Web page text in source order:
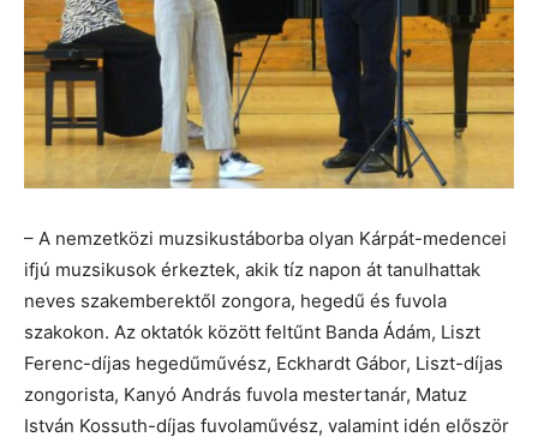
– A nemzetközi muzsikustáborba olyan Kárpát-medencei
ifjú muzsikusok érkeztek, akik tíz napon át tanulhattak
neves szakemberektől zongora, hegedű és fuvola
szakokon. Az oktatók között feltűnt Banda Ádám, Liszt
Ferenc-díjas hegedűművész, Eckhardt Gábor, Liszt-díjas
zongorista, Kanyó András fuvola mestertanár, Matuz
István Kossuth-díjas fuvolaművész, valamint idén először